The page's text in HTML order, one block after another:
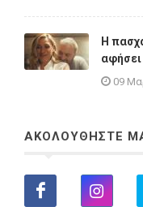
Η
09
ΑΚΟΛΟΥΘΗΣΤΕ